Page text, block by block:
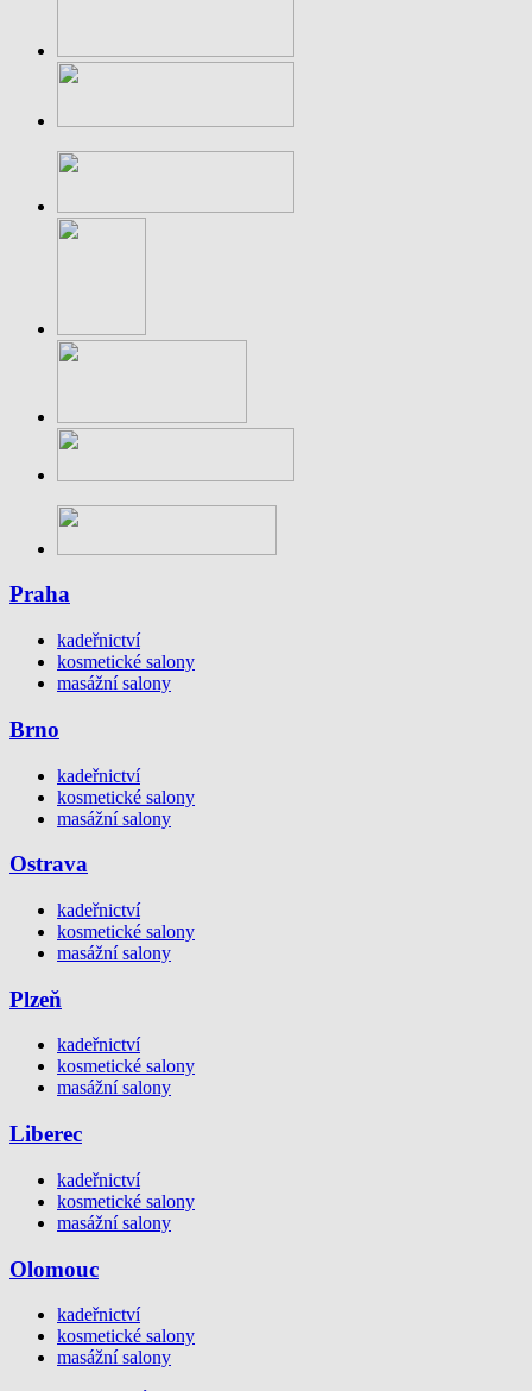
Praha
kadeřnictví
kosmetické salony
masážní salony
Brno
kadeřnictví
kosmetické salony
masážní salony
Ostrava
kadeřnictví
kosmetické salony
masážní salony
Plzeň
kadeřnictví
kosmetické salony
masážní salony
Liberec
kadeřnictví
kosmetické salony
masážní salony
Olomouc
kadeřnictví
kosmetické salony
masážní salony